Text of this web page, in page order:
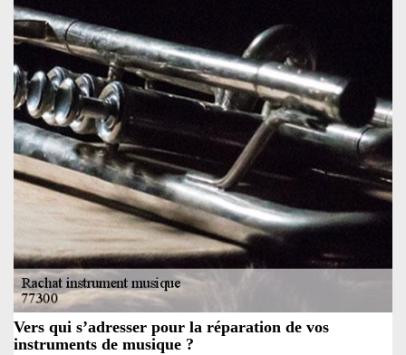
Vers qui s’adresser pour la réparation de vos
instruments de musique ?